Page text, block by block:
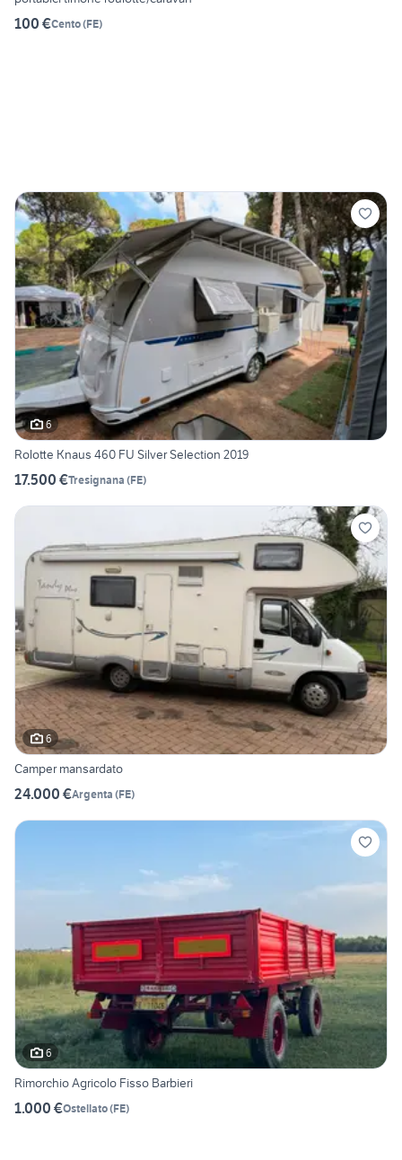
100 €Cento(FE)
6
Rolotte Knaus 460 FU Silver Selection 2019
17.500 €Tresignana (FE)
6
Camper mansardato
24.000 €Argenta (FE)
6
Rimorchio Agricolo Fisso Barbieri
1.000 €Ostellato(FE)